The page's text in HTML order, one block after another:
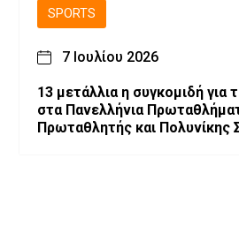
SPORTS
7 Ιουλίου 2026
13 μετάλλια η συγκομιδή για
στα Πανελλήνια
Πρωταθλητής και Πολυνίκης